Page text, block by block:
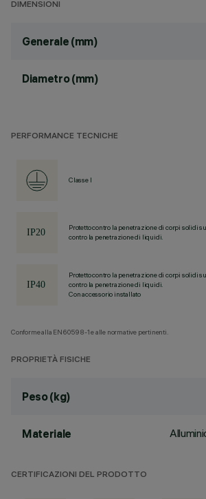
DIMENSIONI
Generale (mm)
Diametro (mm)
PERFORMANCE TECNICHE
Classe I
Protetto contro la penetrazione di corpi solidi
contro la penetrazione di liquidi.
Protetto contro la penetrazione di corpi solidi
contro la penetrazione di liquidi.
Con accessorio installato
Conforme alla EN60598-1 e alle normative pertinenti.
PROPRIETÀ FISICHE
Peso (kg)
Materiale
CERTIFICAZIONI DEL PRODOTTO